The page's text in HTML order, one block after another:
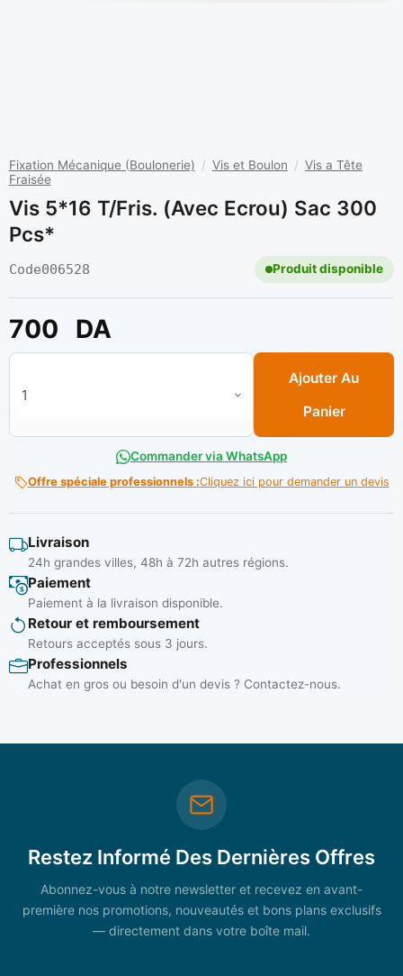
Fixation Mécanique (Boulonerie) / Vis et Boulon / Vis a Tête
Fraisée
Vis 5*16 T/fris. (avec Ecrou) Sac 300
Pcs*
Code006528 Produit disponible
700 DA
quantité de Vis 5*16 t/fris. (avec ecrou) sac 300 pcs*
Ajouter Au
Panier
Commander via WhatsApp
Offre spéciale professionnels :Cliquez ici pour demander un devis
Livraison
24h grandes villes, 48h à 72h autres régions.
Paiement
Paiement à la livraison disponible.
Retour et remboursement
Retours acceptés sous 3 jours.
Professionnels
Achat en gros ou besoin d'un devis ? Contactez-nous.
Restez Informé Des Dernières Offres
Abonnez-vous à notre newsletter et recevez en avant-
première nos promotions, nouveautés et bons plans exclusifs
— directement dans votre boîte mail.